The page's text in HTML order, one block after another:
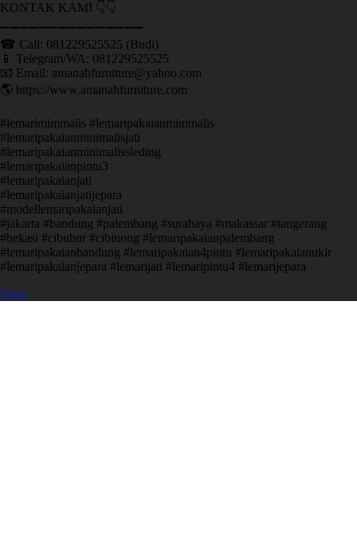
KONTAK KAMI 👇👇
➖➖➖➖➖➖➖➖➖➖➖➖➖➖➖ ㅤ
☎ Call: 081229525525 (Budi)
📱 Telegram/WA: 081229525525
📧 Email: amanahfurniture@yahoo.com
🌎 https://www.amanahfurniture.com
#lemariminimalis #lemaripakaianminimalis
#lemaripakaianminimalisjati
#lemaripakaianminimalissleding
#lemaripakaianpintu3
#lemaripakaianjati
#lemaripakaianjatijepara
#modellemaripakaianjati
#jakarta #bandung #palembang #surabaya #makassar #tangerang
#bekasi #cibubur #cibinong #lemaripakaianpalembang
#lemaripakaianbandung #lemaripakaian4pintu #lemaripakaianukir
#lemaripakaianjepara #lemarijati #lemaripintu4 #lemarijepara
Open